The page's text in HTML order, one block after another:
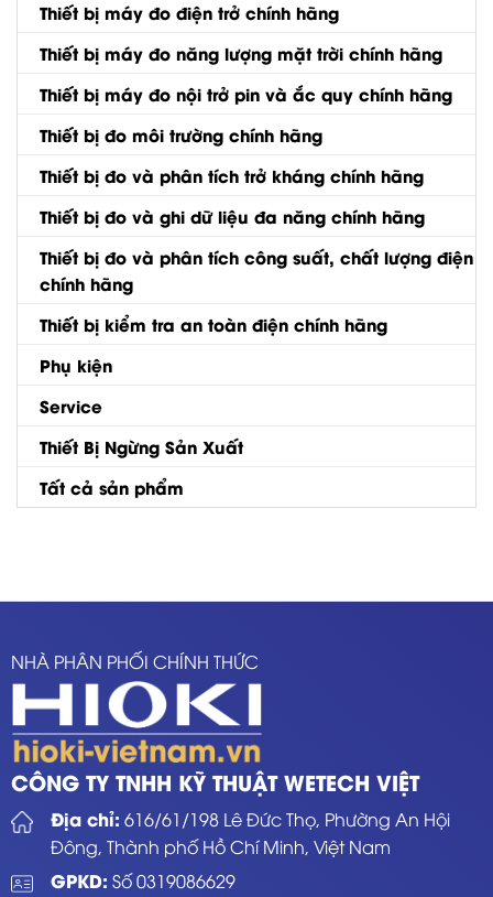
Thiết bị máy đo điện trở chính hãng
Thiết bị máy đo năng lượng mặt trời chính hãng
Thiết bị máy đo nội trở pin và ắc quy chính hãng
Thiết bị đo môi trường chính hãng
Thiết bị đo và phân tích trở kháng chính hãng
Thiết bị đo và ghi dữ liệu đa năng chính hãng
Thiết bị đo và phân tích công suất, chất lượng điện
chính hãng
Thiết bị kiểm tra an toàn điện chính hãng
Phụ kiện
Service
Thiết Bị Ngừng Sản Xuất
Tất cả sản phẩm
NHÀ PHÂN PHỐI CHÍNH THỨC
CÔNG TY TNHH KỸ THUẬT WETECH VIỆT
Địa chỉ: 616/61/198 Lê Đức Thọ, Phường An Hội
Đông, Thành phố Hồ Chí Minh, Việt Nam
GPKD: Số 0319086629